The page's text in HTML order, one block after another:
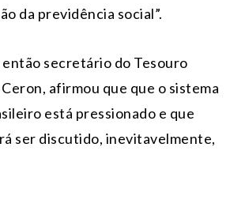
da previdência social”.
então secretário do Tesouro
afirmou que que o sistema
está pressionado e que
ser discutido, inevitavelmente,